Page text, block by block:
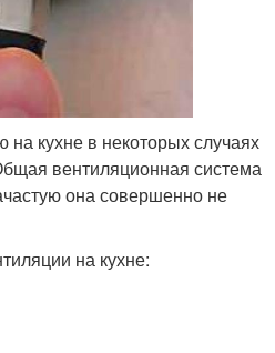
на кухне в некоторых случаях
вентиляционная система
она совершенно не
на кухне: